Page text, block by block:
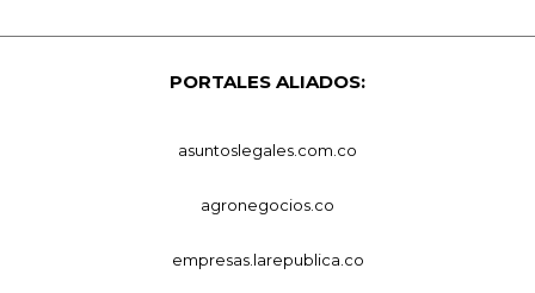
PORTALES ALIADOS:
asuntoslegales.com.co
agronegocios.co
empresas.larepublica.co